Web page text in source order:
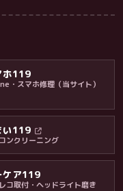
ホ119
・スマホ修理（当サイト）
い119
ンクリーニング
ケア119
コ取付・ヘッドライト磨き